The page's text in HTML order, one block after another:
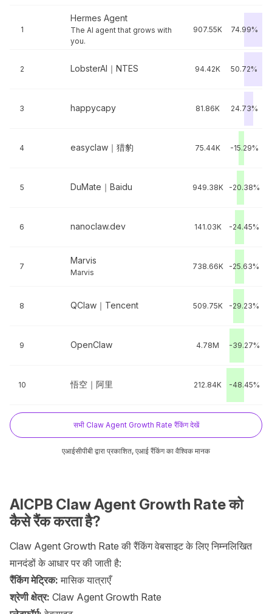
1
Hermes Agent
The AI agent that grows with
you.
907.55K 74.99%
2 LobsterAI｜NTES 94.42K 50.72%
3 happycapy 81.86K 24.73%
4 easyclaw｜猎豹 75.44K -15.29%
5 DuMate｜Baidu 949.38K -20.38%
6 nanoclaw.dev 141.03K -24.45%
7
Marvis
Marvis
738.66K -25.63%
8 QClaw｜Tencent 509.75K -29.23%
9 OpenClaw 4.78M -39.27%
10 悟空｜阿里 212.84K -48.45%
सभी Claw Agent Growth Rate रैंकिंग देखें
एआईसीपीबी द्वारा प्रकाशित, एआई रैंकिंग का वैश्विक मानक
AICPB Claw Agent Growth Rate को
कैसे रैंक करता है?
Claw Agent Growth Rate की रैंकिंग वेबसाइट के लिए निम्नलिखित
मानदंडों के आधार पर की जाती है:
रैंकिंग मेट्रिक:मासिक यात्राएँ
श्रेणी क्षेत्र: Claw Agent Growth Rate